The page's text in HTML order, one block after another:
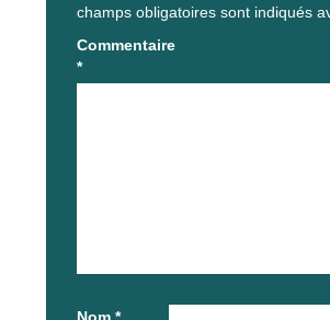
champs obligatoires sont indiqués
Commentaire
*
Nom *